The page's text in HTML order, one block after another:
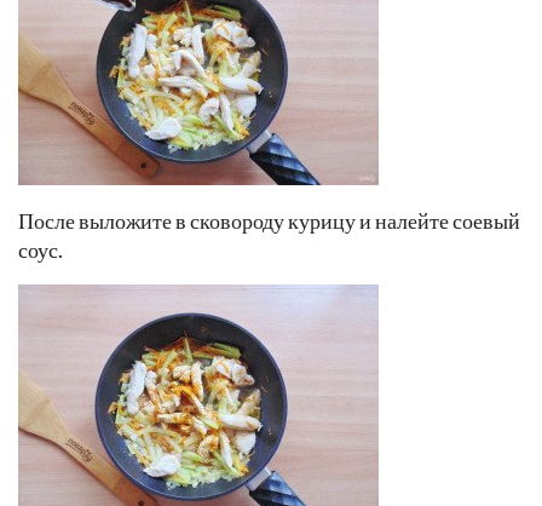
После выложите в сковороду курицу и налейте соевый
соус.